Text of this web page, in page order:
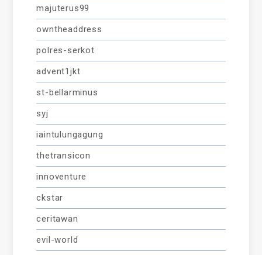
majuterus99
owntheaddress
polres-serkot
advent1jkt
st-bellarminus
syj
iaintulungagung
thetransicon
innoventure
ckstar
ceritawan
evil-world